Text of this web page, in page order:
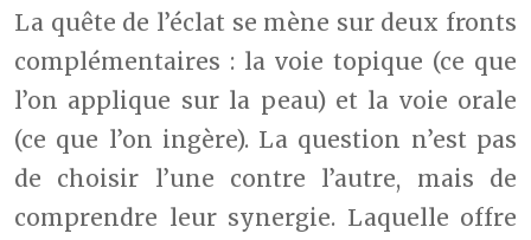
La quête de l’éclat se mène sur deux fronts
complémentaires : la voie topique (ce que
l’on applique sur la peau) et la voie orale
(ce que l’on ingère). La question n’est pas
de choisir l’une contre l’autre, mais de
comprendre leur synergie. Laquelle offre